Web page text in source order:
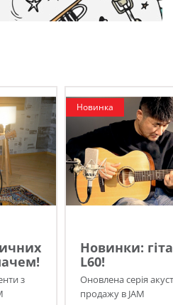
з
Новинка
Новинки:
L60!
Оновлена серія
продажу в JAM